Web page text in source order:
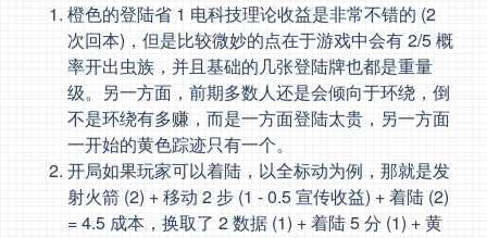
橙色的登陆省 1 电科技理论收益是非常不错的 (2
次回本)，但是比较微妙的点在于游戏中会有 2/5 概
率开出虫族，并且基础的几张登陆牌也都是重量
级。另一方面，前期多数人还是会倾向于环绕，倒
不是环绕有多赚，而是一方面登陆太贵，另一方面
一开始的黄色踪迹只有一个。
开局如果玩家可以着陆，以全标动为例，那就是发
射火箭 (2) + 移动 2 步 (1 - 0.5 宣传收益) + 着陆 (2)
= 4.5 成本，换取了 2 数据 (1) + 着陆 5 分 (1) + 黄